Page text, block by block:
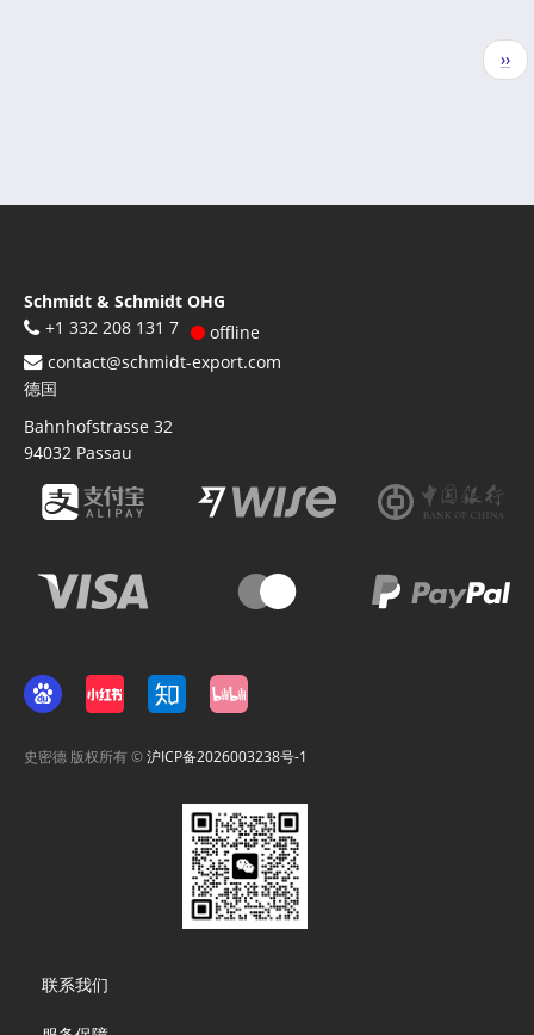
下
一
››
Schmidt & Schmidt OHG
+1 332 208 131 7
offline
contact@schmidt-export.com
德国
Bahnhofstrasse 32
94032 Passau
史密德 版权所有 ©沪ICP备2026003238号-1
menu
联系我们